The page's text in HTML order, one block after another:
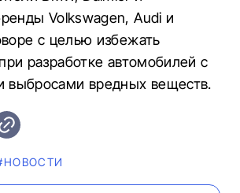
Volkswagen, Audi и
с целью избежать
разработке автомобилей с
вредных веществ.